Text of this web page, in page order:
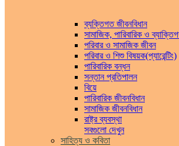
ব্যক্তিগত জীবনবিধান
সামাজিক, পারিবারিক ও
পরিবার ও সামাজিক জীবন
পরিবার ও শিশু বিষয়ক(প্যারেন্টিং)
পারিবারিক বন্ধন
সন্তান প্রতিপালন
বিয়ে
পারিবারিক জীবনবিধান
সামাজিক জীবনবিধান
রাষ্ট্র ব্যবস্থা
সবগুলো দেখুন
সাহিত্য ও কবিতা